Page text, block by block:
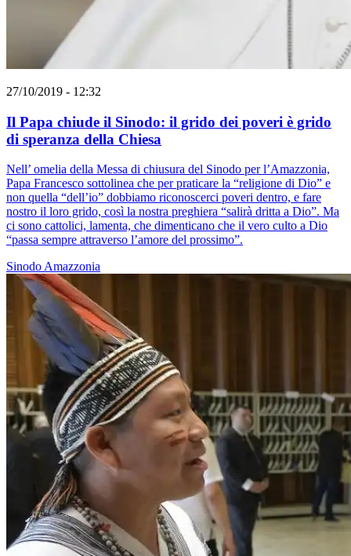
27/10/2019 - 12:32
Il Papa chiude il Sinodo: il grido dei poveri è grido
di speranza della Chiesa
Nell’ omelia della Messa di chiusura del Sinodo per l’Amazzonia,
Papa Francesco sottolinea che per praticare la “religione di Dio” e
non quella “dell’io” dobbiamo riconoscerci poveri dentro, e fare
nostro il loro grido, così la nostra preghiera “salirà dritta a Dio”. Ma
ci sono cattolici, lamenta, che dimenticano che il vero culto a Dio
“passa sempre attraverso l’amore del prossimo”.
Sinodo Amazzonia